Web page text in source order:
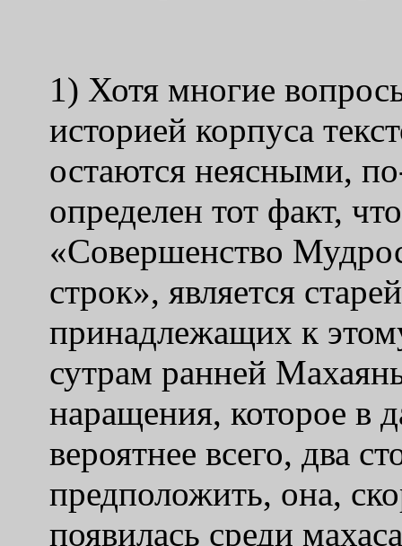
1) Хотя многие
историей корпуса
остаются неясными,
определен тот факт,
«Совершенство
строк», является
принадлежащих к
сутрам ранней
наращения, которое в
вероятнее всего, два
предположить, она,
появилась среди